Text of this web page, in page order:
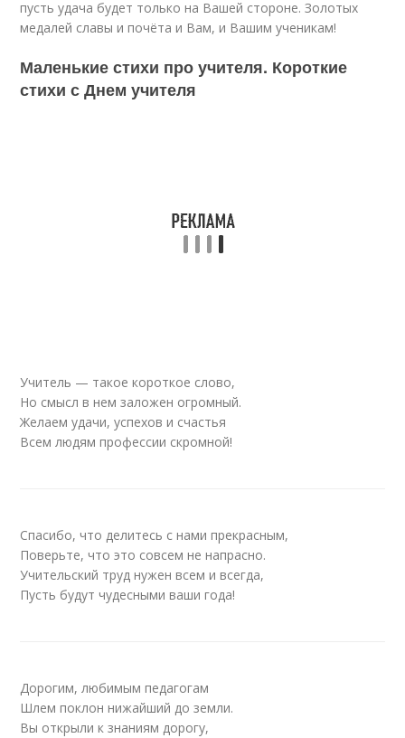
пусть удача будет только на Вашей стороне. Золотых
медалей славы и почёта и Вам, и Вашим ученикам!
Маленькие стихи про учителя. Короткие
стихи с Днем учителя
Учитель — такое короткое слово,
Но смысл в нем заложен огромный.
Желаем удачи, успехов и счастья
Всем людям профессии скромной!
Спасибо, что делитесь с нами прекрасным,
Поверьте, что это совсем не напрасно.
Учительский труд нужен всем и всегда,
Пусть будут чудесными ваши года!
Дорогим, любимым педагогам
Шлем поклон нижайший до земли.
Вы открыли к знаниям дорогу,